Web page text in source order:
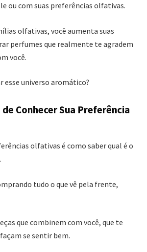
ou com suas preferências olfativas.
olfativas, você aumenta suas
perfumes que realmente te agradem
você.
esse universo aromático?
Conhecer Sua Preferência
olfativas é como saber qual é o
tudo o que vê pela frente,
que combinem com você, que te
se sentir bem.